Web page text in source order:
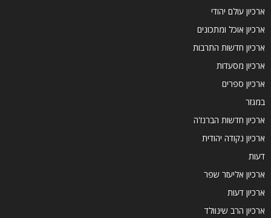
ארכיון עולם יהודי
ארכיון אוכל ומתכונים
ארכיון חדשות התרבות
ארכיון מסעדות
ארכיון ספרים
במגזר
ארכיון חדשות הברנז'ה
ארכיון נקודה יהודית
דעות
ארכיון אליעזר שפר
ארכיון דעות
ארכיון הרב שינוולד